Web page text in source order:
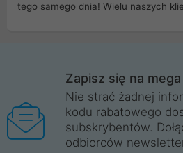
tego samego dnia! Wielu naszych
Wrocław, Poznań, Legnica,
Trzebnica, Opole. Szybka i
ProLine to polska firma ze 100%
legalnie i płacimy podatki w naszym
główną w Mirkowie oraz salony na
Zapisz się na
Nie strać żadnej
kodu rabatowego
subskrybentów.
odbiorców